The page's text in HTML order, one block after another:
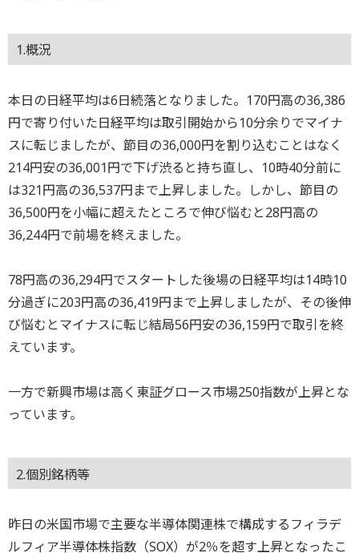
1.概況
本日の日経平均は6日続落となりました。170円高の36,386
円で寄り付いた日経平均は取引開始から10分余りでマイナ
スに転じましたが、節目の36,000円を割り込むことはなく
214円安の36,001円で下げ渋ると持ち直し、10時40分前に
は321円高の36,537円まで上昇しました。しかし、節目の
36,500円を小幅に超えたところで伸び悩むと28円高の
36,244円で前場を終えました。
78円高の36,294円でスタートした後場の日経平均は14時10
分過ぎに203円高の36,419円まで上昇しましたが、その後伸
び悩むとマイナスに転じ結局56円安の36,159円で取引を終
えています。
一方で新興市場は高く東証グロース市場250指数が上昇とな
っています。
2.個別銘柄等
昨日の米国市場で主要な半導体関連株で構成するフィラデ
ルフィア半導体株指数（SOX）が2％を超す上昇となったこ